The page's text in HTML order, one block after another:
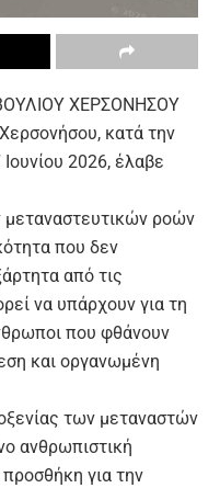
ΧΕΡΣΟΝΗΣΟΥ
κατά την
2026, έλαβε
μεταναστευτικών ροών
που δεν
από τις
να υπάρχουν για τη
που φθάνουν
και οργανωμένη
των μεταναστών
ανθρωπιστική
για την